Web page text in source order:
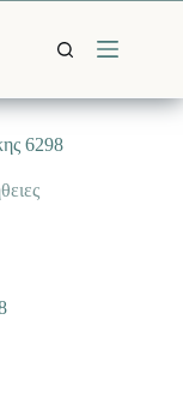
6298